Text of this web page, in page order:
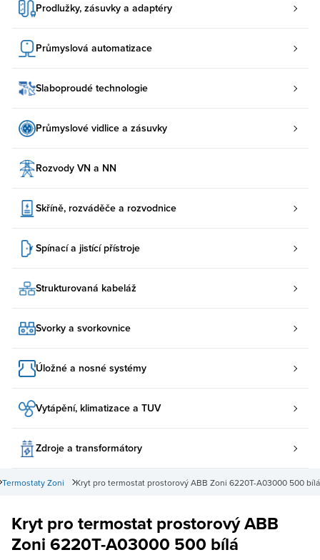
Prodlužky, zásuvky a adaptéry
Průmyslová automatizace
Slaboproudé technologie
Průmyslové vidlice a zásuvky
Rozvody VN a NN
Skříně, rozváděče a rozvodnice
Spínací a jistící přístroje
Strukturovaná kabeláž
Svorky a svorkovnice
Úložné a nosné systémy
Vytápění, klimatizace a TUV
Zdroje a transformátory
Kryt pro termostat prostorový ABB Zoni 6220T-A03000 500 bílá
Termostaty Zoni
Kryt pro termostat prostorový ABB
Zoni 6220T-A03000 500 bílá